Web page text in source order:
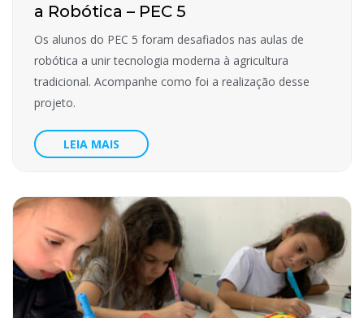
a Robótica – PEC 5
Os alunos do PEC 5 foram desafiados nas aulas de
robótica a unir tecnologia moderna à agricultura
tradicional. Acompanhe como foi a realização desse
projeto.
LEIA MAIS